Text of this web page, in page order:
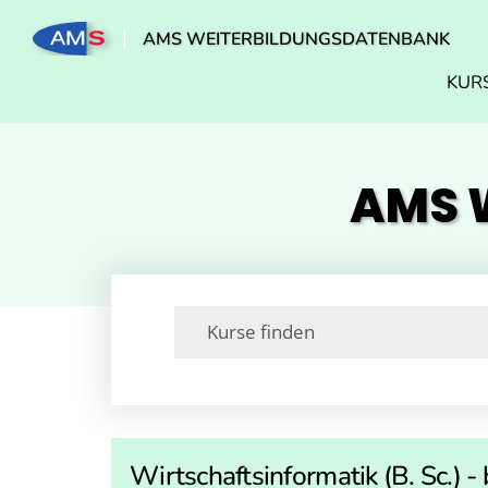
AMS WEITERBILDUNGSDATENBANK
AMS
Wirtschaftsinformatik (B. Sc.)